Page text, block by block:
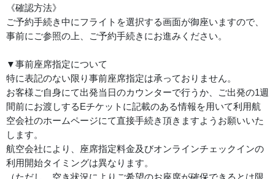
《確認方法》
ご予約手続き中にフライトを選択する画面が御座いますので、
事前にご参照の上、ご予約手続きにお進みください。
▼事前座席指定について
特に表記のない限り事前座席指定は承っておりません。
お客様ご自身にて出発当日のカウンターで行うか、ご出発の1週
間前にお渡しするEチケットに記載のある情報を用いて利用航
空会社のホームページにて直接手続き頂きますようお願いいた
します。
航空会社により、座席指定料金及びオンラインチェックインの
利用開始タイミングは異なります。